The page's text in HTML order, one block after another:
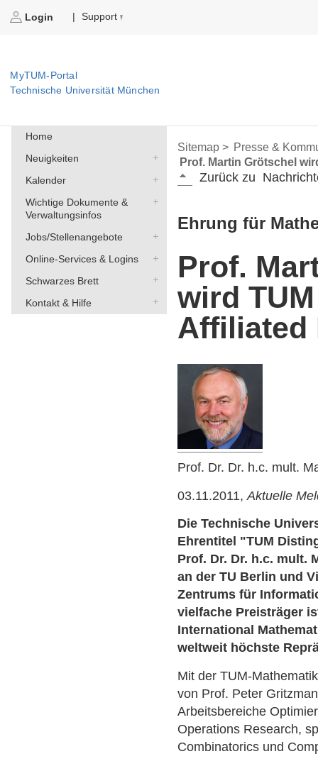
Login | Support
MyTUM-Portal
Technische Universität München
Home
Neuigkeiten
Kalender
Wichtige Dokumente &
Verwaltungsinfos
Jobs/Stellenangebote
Online-Services & Logins
Schwarzes Brett
Kontakt & Hilfe
Sitemap > Presse &
Prof. Martin Grötschel
Zurück zu
Ehrung für
Prof.
wird
Affiliated
Prof. Dr. Dr. h.c. mult.
03.11.2011,Aktuelle
Die Technische
Ehrentitel "TUM
Prof. Dr. Dr. h.c. mult.
an der TU Berlin und
Zentrums für
vielfache Preisträger
International
weltweit höchste
Mit der TUM-
von Prof. Peter
Arbeitsbereiche
Operations Research,
Combinatorics und